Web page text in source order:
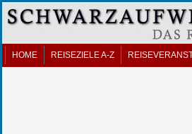
HOME REISEZIELE A-Z